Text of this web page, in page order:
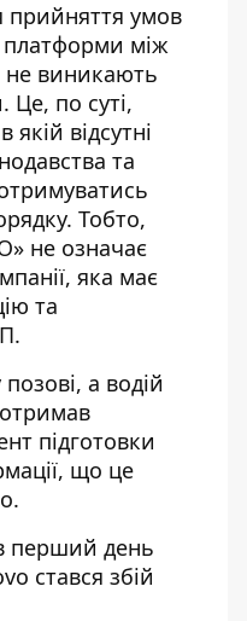
прийняття умов
платформи між
не виникають
Це, по суті,
відсутні
та
Тобто,
не означає
яка має
та
а водій
підготовки
що це
перший день
стався збій